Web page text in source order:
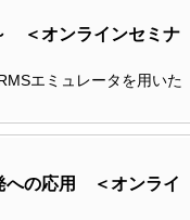
＜オンラインセミナ
エミュレータを用いた
への応用 ＜オンライ